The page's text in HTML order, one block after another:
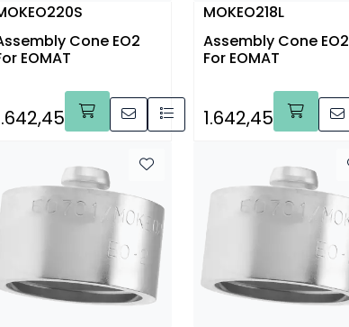
Cone EO2
EOMAT
MOKEO218L
Assembly Cone EO2
For EOMAT
1.642,45